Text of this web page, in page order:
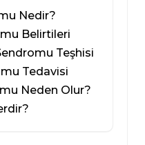
Nedir?
Belirtileri
Teşhisi
Tedavisi
Neden Olur?